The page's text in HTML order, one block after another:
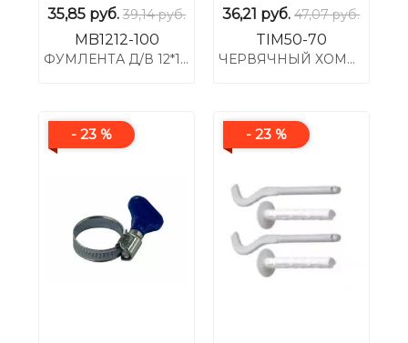
35,85 руб. 39,14 руб.
MB1212-100
ФУМЛЕНТА Д/В 12*12*0,1
36,21 руб. 47,07 руб.
TIM50-70
ЧЕРВЯЧНЫЙ ХОМУТ 2 1/2" (50-70) С РУЧКОЙ
- 23 % - 23 %